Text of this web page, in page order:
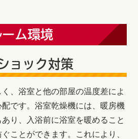
ム環境
ョック対策
、浴室と他の部屋の温度差によ
です。浴室乾燥機には、暖房機
り、入浴前に浴室を暖めること
ことができます。これにより、